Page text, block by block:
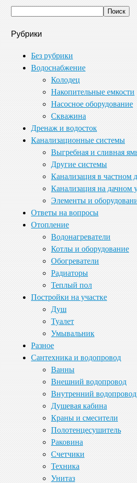
Рубрики
Без рубрики
Водоснабжение
Колодец
Накопительные емкости
Насосное оборудование
Скважина
Дренаж и водосток
Канализационные системы
Выгребная и сливная
Другие системы
Канализация в частном
Канализация на дачном
Элементы и
Ответы на вопросы
Отопление
Водонагреватели
Котлы и оборудование
Обогреватели
Радиаторы
Теплый пол
Постройки на участке
Душ
Туалет
Умывальник
Разное
Сантехника и водопровод
Ванны
Внешний водопровод
Внутренний водопровод
Душевая кабина
Краны и смесители
Полотенцесушитель
Раковина
Счетчики
Техника
Унитаз